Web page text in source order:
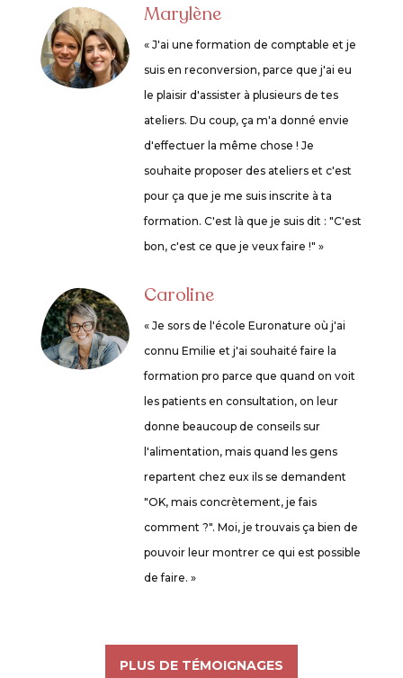
Marylène
« J'ai une formation de comptable et je
suis en reconversion, parce que j'ai eu
le plaisir d'assister à plusieurs de tes
ateliers. Du coup, ça m'a donné envie
d'effectuer la même chose ! Je
souhaite proposer des ateliers et c'est
pour ça que je me suis inscrite à ta
formation. C'est là que je suis dit : "C'est
bon, c'est ce que je veux faire !" »
Caroline
« Je sors de l'école Euronature où j'ai
connu Emilie et j'ai souhaité faire la
formation pro parce que quand on voit
les patients en consultation, on leur
donne beaucoup de conseils sur
l'alimentation, mais quand les gens
repartent chez eux ils se demandent
"OK, mais concrètement, je fais
comment ?". Moi, je trouvais ça bien de
pouvoir leur montrer ce qui est possible
de faire. »
PLUS DE TÉMOIGNAGES